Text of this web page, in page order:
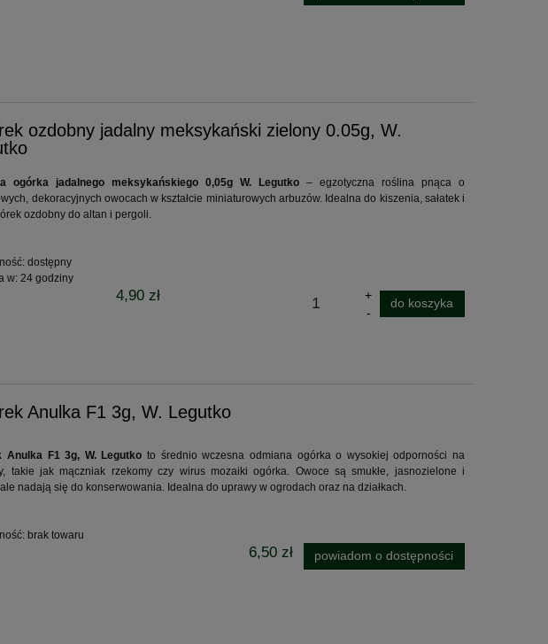
ozdobny jadalny meksykański zielony 0.05g, W.
ogórka jadalnego meksykańskiego 0,05g W. Legutko – egzotyczna roślina pnąca o
dekoracyjnych owocach w kształcie miniaturowych arbuzów. Idealna do kiszenia, sałatek i
ozdobny do altan i pergoli.
dostępny
w: 24 godziny
4,90 zł do koszyka
Anulka F1 3g, W. Legutko
Anulka F1 3g, W. Legutko to średnio wczesna odmiana ogórka o wysokiej odporności na
takie jak mączniak rzekomy czy wirus mozaiki ogórka. Owoce są smukłe, jasnozielone i
nadają się do konserwowania. Idealna do uprawy w ogrodach oraz na działkach.
brak towaru
6,50 zł powiadom o dostępności